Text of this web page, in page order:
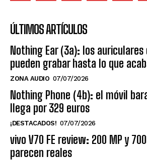
ÚLTIMOS ARTÍCULOS
Nothing Ear (3a): los auriculares
pueden grabar hasta lo que
ZONA AUDIO 07/07/2026
Nothing Phone (4b): el móvil
llega por 329 euros
¡DESTACADOS! 07/07/2026
vivo V70 FE review: 200 MP y
parecen reales